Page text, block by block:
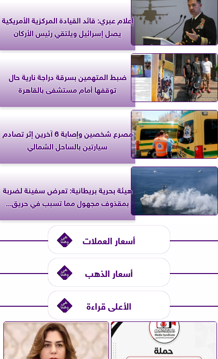
إعلام عبري: قائد القيادة المركزية الأمريكية
يصل إسرائيل ويلتقي رئيس الأركان
ضبط المتهمين بسرقة دراجة نارية حال
توقفها أمام مستشفى بالقاهرة
مصرع شخصين وإصابة 6 آخرين إثر تصادم
سيارتين بالساحل الشمالي
‎هيئة بحرية بريطانية: تعرض سفينة لضربة
بمقذوف مجهول مما تسبب في حريق...
أسعار العملات
أسعار الذهب
الأعلى قراءة